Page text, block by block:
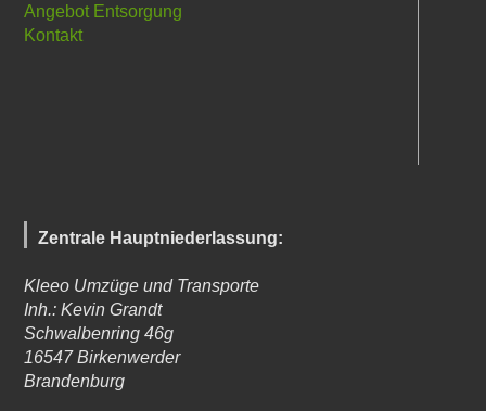
Angebot Entsorgung
Kontakt
Zentrale Hauptniederlassung:
Kleeo Umzüge und Transporte
Inh.: Kevin Grandt
Schwalbenring 46g
16547 Birkenwerder
Brandenburg